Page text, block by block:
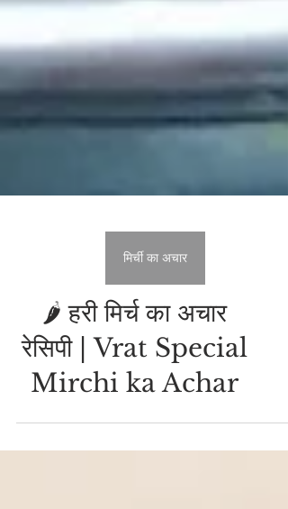
मिर्ची का अचार
🌶️ हरी मिर्च का अचार
रेसिपी | Vrat Special